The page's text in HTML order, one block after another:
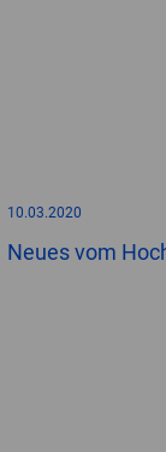
10.03.2020
Neues vom